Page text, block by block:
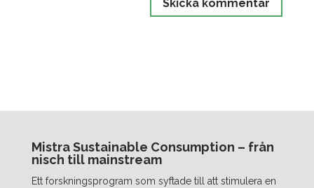
Mistra Sustainable Consumption – från
nisch till mainstream
Ett forskningsprogram som syftade till att stimulera en